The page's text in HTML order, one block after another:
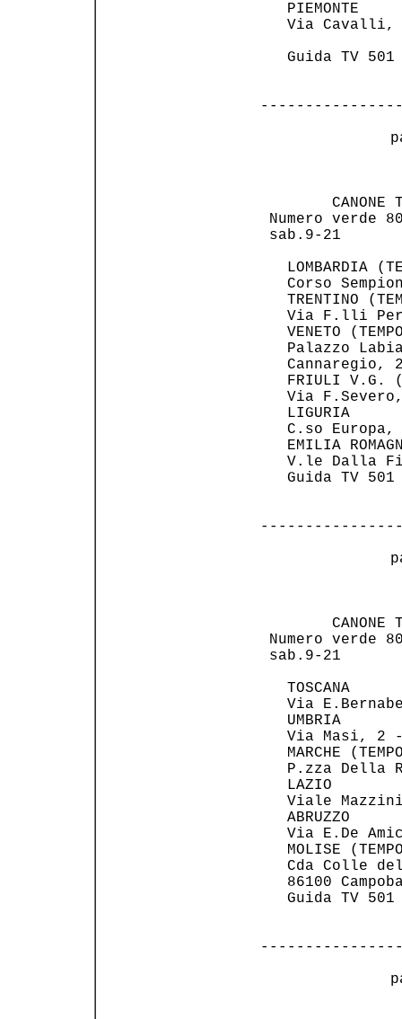
Via
Guida TV
Numero
LOMBARDIA
Corso
TRENTINO
Via F.lli
VENETO
Palazzo
FRIULI V.G.
Via
C.so
V.le Dalla
Guida TV
Numero
Via
Via
MARCHE
P.zza Della
Viale
Via E.De
MOLISE
Cda
Guida TV